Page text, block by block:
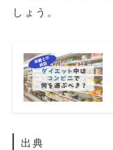
しょう。
出典